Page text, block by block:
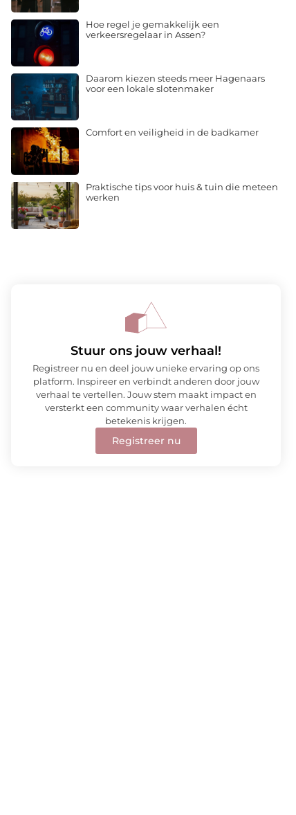
Hoe regel je gemakkelijk een
verkeersregelaar in Assen?
Daarom kiezen steeds meer Hagenaars
voor een lokale slotenmaker
Comfort en veiligheid in de badkamer
Praktische tips voor huis & tuin die meteen
werken
Stuur ons jouw verhaal!
Registreer nu en deel jouw unieke ervaring op ons
platform. Inspireer en verbindt anderen door jouw
verhaal te vertellen. Jouw stem maakt impact en
versterkt een community waar verhalen écht
betekenis krijgen.
Registreer nu